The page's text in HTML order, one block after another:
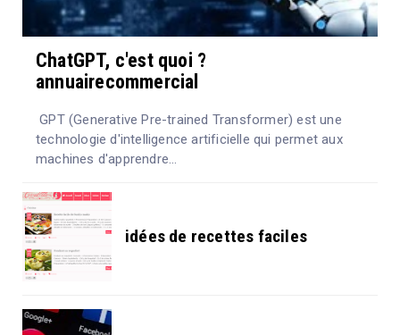
ChatGPT, c'est quoi ?
annuairecommercial
GPT (Generative Pre-trained Transformer) est une
technologie d'intelligence artificielle qui permet aux
machines d'apprendre...
idées de recettes faciles